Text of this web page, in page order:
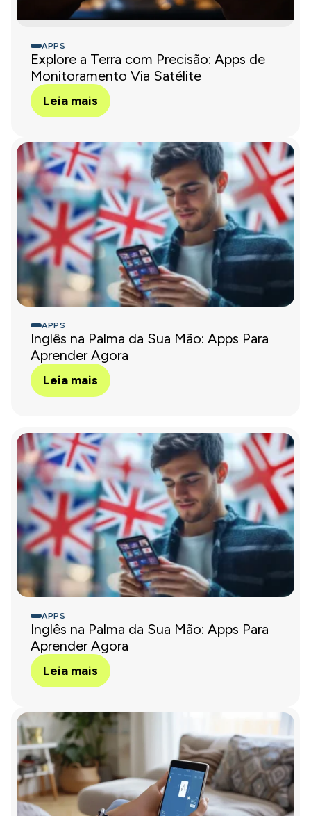
APPS
Explore a Terra com Precisão: Apps de
Monitoramento Via Satélite
Leia mais
APPS
Inglês na Palma da Sua Mão: Apps Para
Aprender Agora
Leia mais
APPS
Inglês na Palma da Sua Mão: Apps Para
Aprender Agora
Leia mais